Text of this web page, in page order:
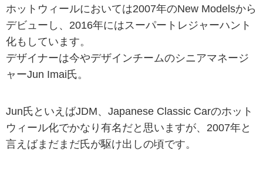
ホットウィールにおいては2007年のNew Modelsから
デビューし、2016年にはスーパートレジャーハント
化もしています。
デザイナーは今やデザインチームのシニアマネージ
ャーJun Imai氏。
Jun氏といえばJDM、Japanese Classic Carのホット
ウィール化でかなり有名だと思いますが、2007年と
言えばまだまだ氏が駆け出しの頃です。